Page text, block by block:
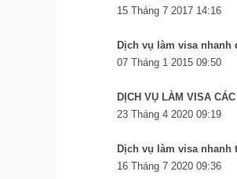
15 Tháng 7 2017 14:16
Dịch vụ làm visa
07 Tháng 1 2015 09:50
DỊCH VỤ LÀM VISA
23 Tháng 4 2020 09:19
Dịch vụ làm visa nhanh
16 Tháng 7 2020 09:36